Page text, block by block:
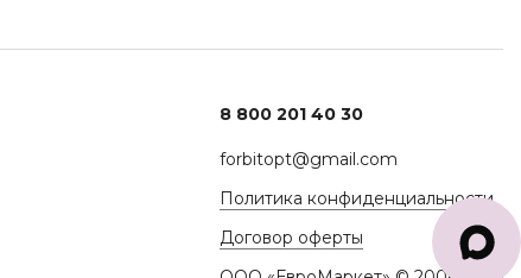
8 800 201 40 30
forbitopt@gmail.com
Политика конфиденциальности
Договор оферты